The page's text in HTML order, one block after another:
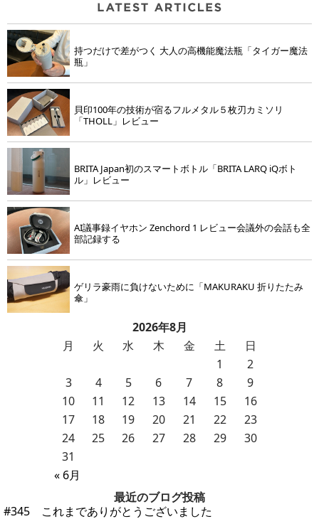
持つだけで差がつく 大人の高機能魔法瓶「タイガー魔法
瓶」
貝印100年の技術が宿るフルメタル５枚刃カミソリ
「THOLL」レビュー
BRITA Japan初のスマートボトル「BRITA LARQ iQボト
ル」レビュー
AI議事録イヤホン Zenchord 1 レビュー会議外の会話も全
部記録する
ゲリラ豪雨に負けないために「MAKURAKU 折りたたみ
傘」
2026年8月
月
火 水 木 金 土 日
« 6月
1
2
3
4 5 6 7 8
9
10
11 12 13 14 15
16
17
18 19 20 21 22
23
24
25 26 27 28 29
30
31
最近のブログ投稿
#345 これまでありがとうございました